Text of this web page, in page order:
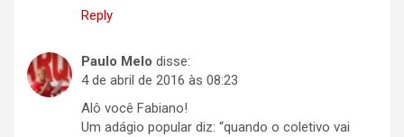
Reply
Paulo Melo disse:
4 de abril de 2016 às 08:23
Alô você Fabiano!
Um adágio popular diz: “quando o coletivo vai